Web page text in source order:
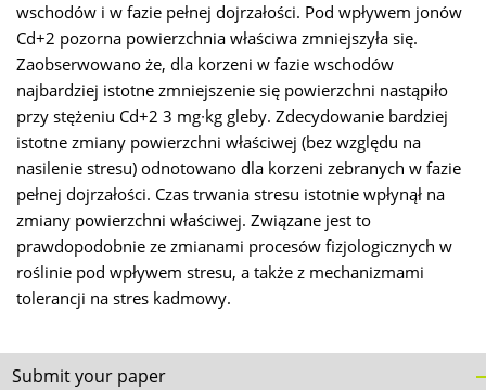
wschodów i w fazie pełnej dojrzałości. Pod wpływem jonów
Cd+2 pozorna powierzchnia właściwa zmniejszyła się.
Zaobserwowano że, dla korzeni w fazie wschodów
najbardziej istotne zmniejszenie się powierzchni nastąpiło
przy stężeniu Cd+2 3 mg∙kg gleby. Zdecydowanie bardziej
istotne zmiany powierzchni właściwej (bez względu na
nasilenie stresu) odnotowano dla korzeni zebranych w fazie
pełnej dojrzałości. Czas trwania stresu istotnie wpłynął na
zmiany powierzchni właściwej. Związane jest to
prawdopodobnie ze zmianami procesów fizjologicznych w
roślinie pod wpływem stresu, a także z mechanizmami
tolerancji na stres kadmowy.
Submit your paper